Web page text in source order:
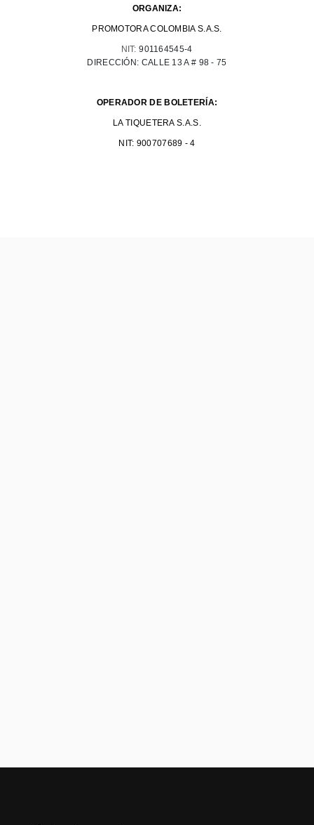
ORGANIZA:
PROMOTORA COLOMBIA S.A.S.
NIT: 901164545-4
DIRECCIÓN: CALLE 13 A # 98 - 75
OPERADOR DE BOLETERÍA:
LA TIQUETERA S.A.S.
NIT: 900707689 - 4